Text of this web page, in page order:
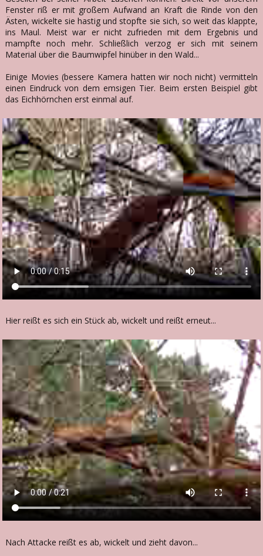
Fenster riß er mit großem Aufwand an Kraft die Rinde von den
Ästen, wickelte sie hastig und stopfte sie sich, so weit das klappte,
ins Maul. Meist war er nicht zufrieden mit dem Ergebnis und
mampfte noch mehr. Schließlich verzog er sich mit seinem
Material über die Baumwipfel hinüber in den Wald...
Einige Movies (bessere Kamera hatten wir noch nicht) vermitteln
einen Eindruck von dem emsigen Tier. Beim ersten Beispiel gibt
das Eichhörnchen erst einmal auf.
Hier reißt es sich ein Stück ab, wickelt und reißt erneut...
Nach Attacke reißt es ab, wickelt und zieht davon...